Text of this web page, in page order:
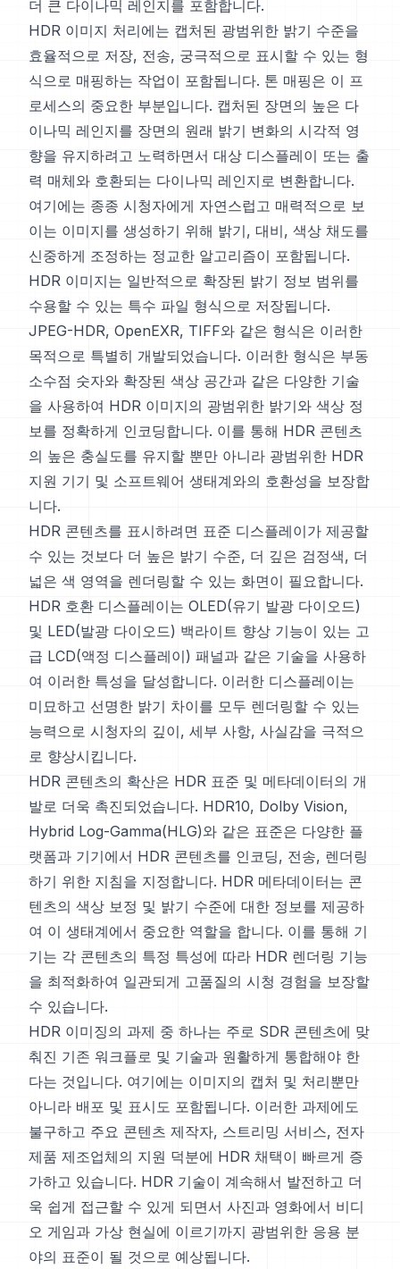
더 큰 다이나믹 레인지를 포함합니다.
HDR 이미지 처리에는 캡처된 광범위한 밝기 수준을
효율적으로 저장, 전송, 궁극적으로 표시할 수 있는 형
식으로 매핑하는 작업이 포함됩니다. 톤 매핑은 이 프
로세스의 중요한 부분입니다. 캡처된 장면의 높은 다
이나믹 레인지를 장면의 원래 밝기 변화의 시각적 영
향을 유지하려고 노력하면서 대상 디스플레이 또는 출
력 매체와 호환되는 다이나믹 레인지로 변환합니다.
여기에는 종종 시청자에게 자연스럽고 매력적으로 보
이는 이미지를 생성하기 위해 밝기, 대비, 색상 채도를
신중하게 조정하는 정교한 알고리즘이 포함됩니다.
HDR 이미지는 일반적으로 확장된 밝기 정보 범위를
수용할 수 있는 특수 파일 형식으로 저장됩니다.
JPEG-HDR, OpenEXR, TIFF와 같은 형식은 이러한
목적으로 특별히 개발되었습니다. 이러한 형식은 부동
소수점 숫자와 확장된 색상 공간과 같은 다양한 기술
을 사용하여 HDR 이미지의 광범위한 밝기와 색상 정
보를 정확하게 인코딩합니다. 이를 통해 HDR 콘텐츠
의 높은 충실도를 유지할 뿐만 아니라 광범위한 HDR
지원 기기 및 소프트웨어 생태계와의 호환성을 보장합
니다.
HDR 콘텐츠를 표시하려면 표준 디스플레이가 제공할
수 있는 것보다 더 높은 밝기 수준, 더 깊은 검정색, 더
넓은 색 영역을 렌더링할 수 있는 화면이 필요합니다.
HDR 호환 디스플레이는 OLED(유기 발광 다이오드)
및 LED(발광 다이오드) 백라이트 향상 기능이 있는 고
급 LCD(액정 디스플레이) 패널과 같은 기술을 사용하
여 이러한 특성을 달성합니다. 이러한 디스플레이는
미묘하고 선명한 밝기 차이를 모두 렌더링할 수 있는
능력으로 시청자의 깊이, 세부 사항, 사실감을 극적으
로 향상시킵니다.
HDR 콘텐츠의 확산은 HDR 표준 및 메타데이터의 개
발로 더욱 촉진되었습니다. HDR10, Dolby Vision,
Hybrid Log-Gamma(HLG)와 같은 표준은 다양한 플
랫폼과 기기에서 HDR 콘텐츠를 인코딩, 전송, 렌더링
하기 위한 지침을 지정합니다. HDR 메타데이터는 콘
텐츠의 색상 보정 및 밝기 수준에 대한 정보를 제공하
여 이 생태계에서 중요한 역할을 합니다. 이를 통해 기
기는 각 콘텐츠의 특정 특성에 따라 HDR 렌더링 기능
을 최적화하여 일관되게 고품질의 시청 경험을 보장할
수 있습니다.
HDR 이미징의 과제 중 하나는 주로 SDR 콘텐츠에 맞
춰진 기존 워크플로 및 기술과 원활하게 통합해야 한
다는 것입니다. 여기에는 이미지의 캡처 및 처리뿐만
아니라 배포 및 표시도 포함됩니다. 이러한 과제에도
불구하고 주요 콘텐츠 제작자, 스트리밍 서비스, 전자
제품 제조업체의 지원 덕분에 HDR 채택이 빠르게 증
가하고 있습니다. HDR 기술이 계속해서 발전하고 더
욱 쉽게 접근할 수 있게 되면서 사진과 영화에서 비디
오 게임과 가상 현실에 이르기까지 광범위한 응용 분
야의 표준이 될 것으로 예상됩니다.